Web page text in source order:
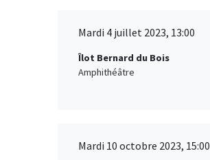
Mardi 4 juillet 2023, 13:00
Îlot Bernard du Bois
Amphithéâtre
Mardi 10 octobre 2023, 15:00